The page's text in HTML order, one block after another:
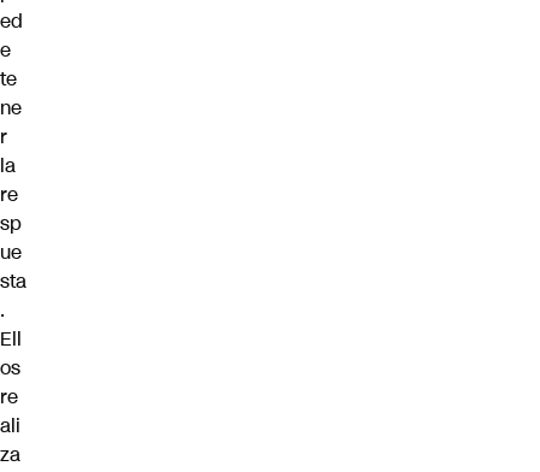
ed
e
te
ne
r
la
re
sp
ue
sta
.
Ell
os
re
ali
za